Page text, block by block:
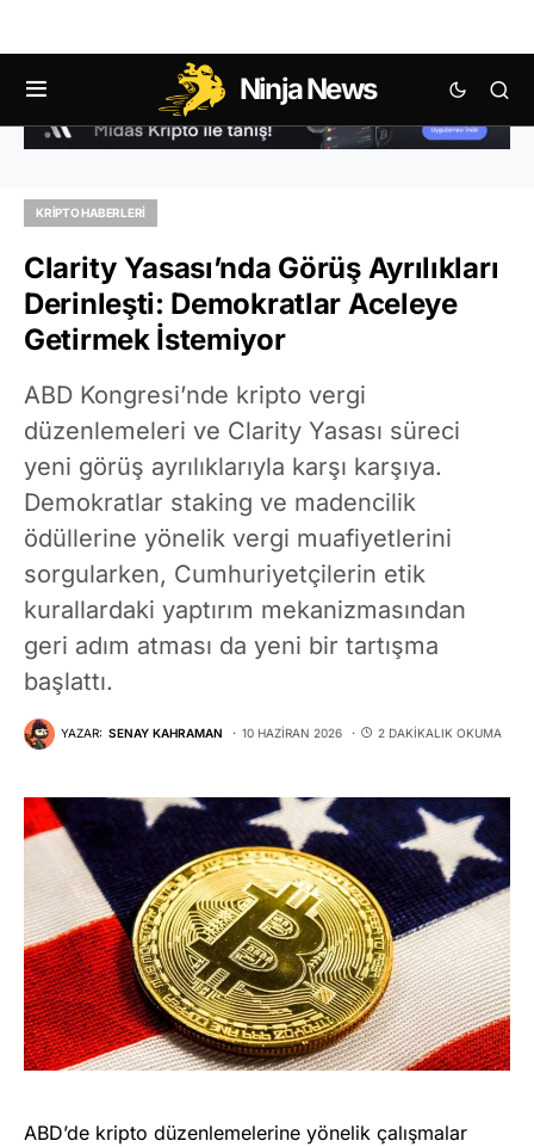
Ninja News
KRIPTO HABERLERI
Clarity Yasası’nda Görüş Ayrılıkları
Derinleşti: Demokratlar Aceleye
Getirmek İstemiyor
ABD Kongresi’nde kripto vergi
düzenlemeleri ve Clarity Yasası süreci
yeni görüş ayrılıklarıyla karşı karşıya.
Demokratlar staking ve madencilik
ödüllerine yönelik vergi muafiyetlerini
sorgularken, Cumhuriyetçilerin etik
kurallardaki yaptırım mekanizmasından
geri adım atması da yeni bir tartışma
başlattı.
YAZAR: SENAY KAHRAMAN 10 HAZIRAN 2026 2 DAKIKALIK OKUMA
ABD’de kripto düzenlemelerine yönelik çalışmalar